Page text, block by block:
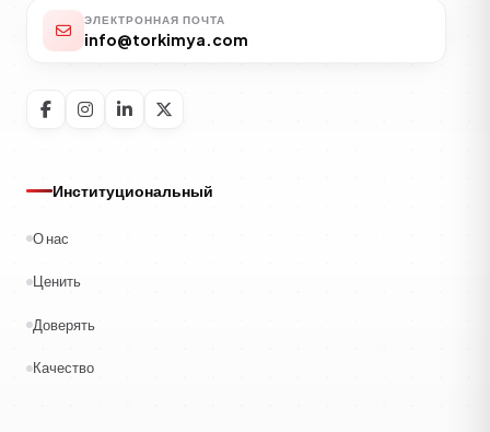
ЭЛЕКТРОННАЯ ПОЧТА
info@torkimya.com
Институциональный
О нас
Ценить
Доверять
Качество